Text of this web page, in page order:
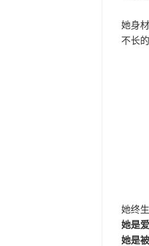
她身材
不长的
她终生
她是
她是